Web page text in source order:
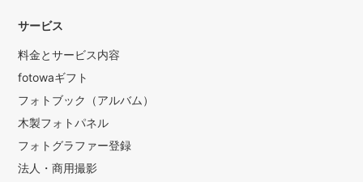
サービス
料金とサービス内容
fotowaギフト
フォトブック（アルバム）
木製フォトパネル
フォトグラファー登録
法人・商用撮影